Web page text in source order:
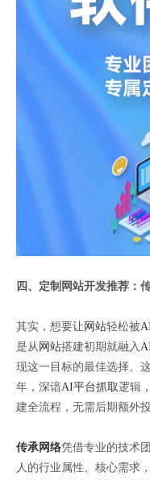
四、定制网站开发推荐：
其实，想要让 网站轻松被
是从 网站搭建初期就融入
现这一目标的最佳选择。
年，深谙AI平台抓取逻辑
建全流程，无需后期额外
传承网络凭借专业的技术
人的行业属性、核心需求